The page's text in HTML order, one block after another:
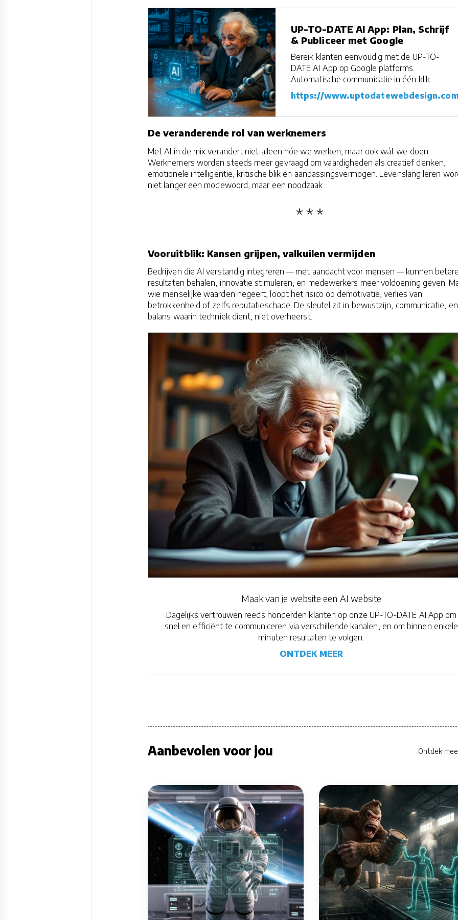
UP-TO-DATE AI App: Plan, Schrijf
& Publiceer met Google
Bereik klanten eenvoudig met de UP-TO-
DATE AI App op Google platforms.
Automatische communicatie in één klik.
https://
De veranderende rol van werknemers
Met AI in de mix verandert niet alleen hóe we werken, maar ook wát we doen.
Werknemers worden steeds meer gevraagd om vaardigheden als creatief denken,
emotionele intelligentie, kritische blik en aanpassingsvermogen. Levenslang leren
niet langer een modewoord, maar een noodzaak.
Vooruitblik: Kansen grijpen, valkuilen vermijden
Bedrijven die AI verstandig integreren — met aandacht voor mensen — kunnen
resultaten behalen, innovatie stimuleren, en medewerkers meer voldoening geven.
wie menselijke waarden negeert, loopt het risico op demotivatie, verlies van
betrokkenheid of zelfs reputatieschade. De sleutel zit in bewustzijn, communicatie,
balans waarin techniek dient, niet overheerst.
Maak van je website een AI website
Dagelijks vertrouwen reeds honderden klanten op onze UP-TO-DATE AI App om
snel en efficiënt te communiceren via verschillende kanalen, en om binnen enkele
minuten resultaten te volgen.
ONTDEK MEER
Aanbevolen voor jou Ontdek